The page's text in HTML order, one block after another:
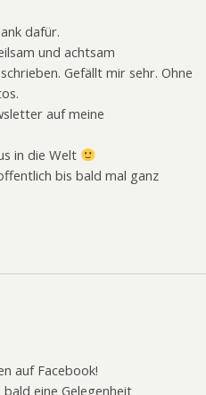
dafür.
und achtsam
Gefällt mir sehr. Ohne
auf meine
in die Welt
bis bald mal ganz
auf Facebook!
eine Gelegenheit